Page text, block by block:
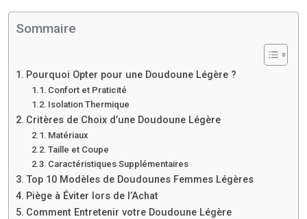
Sommaire
Pourquoi Opter pour une Doudoune Légère ?
Confort et Praticité
Isolation Thermique
Critères de Choix d’une Doudoune Légère
Matériaux
Taille et Coupe
Caractéristiques Supplémentaires
Top 10 Modèles de Doudounes Femmes Légères
Piège à Éviter lors de l’Achat
Comment Entretenir votre Doudoune Légère